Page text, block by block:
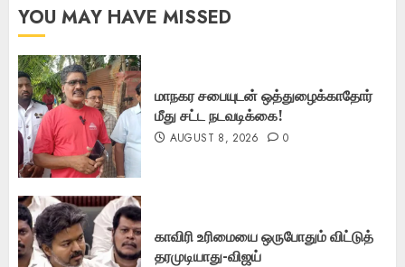
YOU MAY HAVE MISSED
மாநகர சபையுடன் ஒத்துழைக்காதோர்
மீது சட்ட நடவடிக்கை!
AUGUST 8, 2026 0
காவிரி உரிமையை ஒருபோதும் விட்டுத்
தரமுடியாது-விஜய்